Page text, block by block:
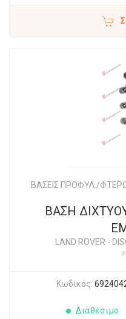
ΒΑΣΕΙΣ ΠΡΟΦΥΛ./
ΒΑΣΗ
LAND ROVER -
Κωδικός:
Διαθέσιμο